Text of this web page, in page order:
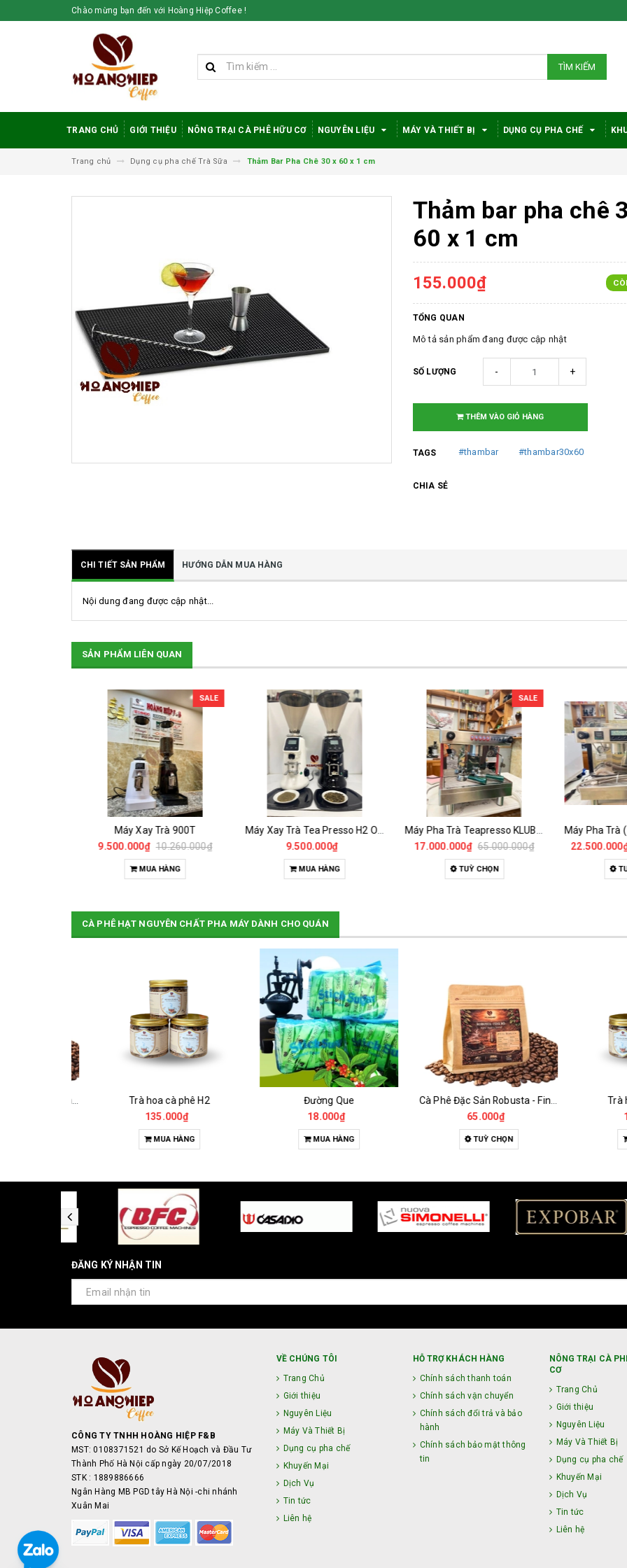
Chào mừng bạn đến với Hoàng Hiệp Coffee !
TÌM KIẾM
TRANG CHỦ GIỚI THIỆU NÔNG TRẠI CÀ PHÊ HỮU CƠ NGUYÊN LIỆU MÁY VÀ THIẾT BỊ DỤNG CỤ PHA CHẾ
Trang chủ Dụng cụ pha chế Trà Sữa Thảm Bar Pha Chê 30 x 60 x 1 cm
Thảm bar pha chê
60 x 1 cm
155.000₫
TỔNG QUAN
Mô tả sản phẩm đang được cập nhật
SỐ LƯỢNG - +
THÊM VÀO GIỎ HÀNG
TAGS #thambar #thambar30x60
CHIA SẺ
CHI TIẾT SẢN PHẨM HƯỚNG DẪN MUA HÀNG
Nội dung đang được cập nhật...
SẢN PHẨM LIÊN QUAN
SALE
Máy Xay Trà 900T
9.500.000₫
10.260.000₫
MUA HÀNG
Máy Xay Trà Tea Presso H2 Onderman
9.500.000₫
MUA HÀNG
SALE
Máy Pha Trà Teapresso KLUB 1GR - Đã Qua Sử Dụng
17.000.000₫
65.000.000₫
TUỲ CHỌN
22.500.000₫
CÀ PHÊ HẠT NGUYÊN CHẤT PHA MÁY DÀNH CHO QUÁN
Trà hoa cà phê H2
135.000₫
MUA HÀNG
Đường Que
18.000₫
MUA HÀNG
Cà Phê Đặc Sản Robusta - Fine Robusta Anaerobic
65.000₫
TUỲ CHỌN
Trà
ĐĂNG KÝ NHẬN TIN
CÔNG TY TNHH HOÀNG HIỆP F&B
MST: 0108371521 do Sở Kế Hoạch và Đầu Tư
Thành Phố Hà Nội cấp ngày 20/07/2018
STK : 1889886666
Ngân Hàng MB PGD tây Hà Nội -chi nhánh
Xuân Mai
VỀ CHÚNG TÔI
Trang Chủ
Giới thiệu
Nguyên Liệu
Máy Và Thiết Bị
Dụng cụ pha chế
Khuyến Mại
Dịch Vụ
Tin tức
Liên hệ
HỖ TRỢ KHÁCH HÀNG
Chính sách thanh toán
Chính sách vận chuyển
Chính sách đổi trả và bảo
hành
Chính sách bảo mật thông
tin
NÔNG TRẠI CÀ
CƠ
Trang Chủ
Giới thiệu
Nguyên Liệu
Máy Và Thiết Bị
Dụng cụ pha chế
Khuyến Mại
Dịch Vụ
Tin tức
Liên hệ